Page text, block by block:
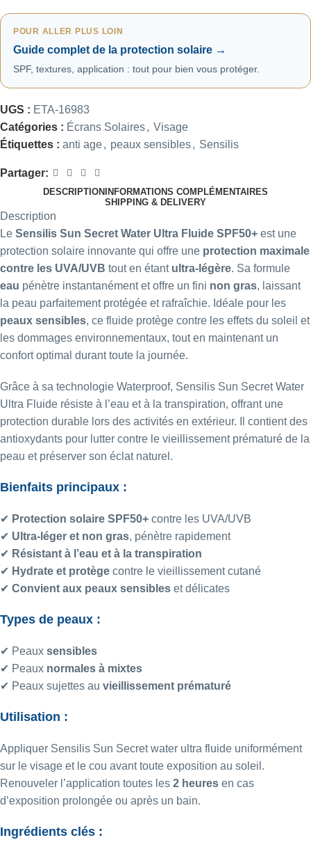
POUR ALLER PLUS LOIN
Guide complet de la protection solaire →
SPF, textures, application : tout pour bien vous protéger.
UGS : ETA-16983
Catégories : Écrans Solaires, Visage
Étiquettes : anti age, peaux sensibles, Sensilis
Partager:
DESCRIPTION INFORMATIONS COMPLÉMENTAIRES
SHIPPING & DELIVERY
Description
Le Sensilis Sun Secret Water Ultra Fluide SPF50+ est une
protection solaire innovante qui offre une protection maximale
contre les UVA/UVB tout en étant ultra-légère. Sa formule
eau pénètre instantanément et offre un fini non gras, laissant
la peau parfaitement protégée et rafraîchie. Idéale pour les
peaux sensibles, ce fluide protège contre les effets du soleil et
les dommages environnementaux, tout en maintenant un
confort optimal durant toute la journée.
Grâce à sa technologie Waterproof, Sensilis Sun Secret Water
Ultra Fluide résiste à l’eau et à la transpiration, offrant une
protection durable lors des activités en extérieur. Il contient des
antioxydants pour lutter contre le vieillissement prématuré de la
peau et préserver son éclat naturel.
Bienfaits principaux :
✔ Protection solaire SPF50+ contre les UVA/UVB
✔ Ultra-léger et non gras, pénètre rapidement
✔ Résistant à l’eau et à la transpiration
✔ Hydrate et protège contre le vieillissement cutané
✔ Convient aux peaux sensibles et délicates
Types de peaux :
✔ Peaux sensibles
✔ Peaux normales à mixtes
✔ Peaux sujettes au vieillissement prématuré
Utilisation :
Appliquer Sensilis Sun Secret water ultra fluide uniformément
sur le visage et le cou avant toute exposition au soleil.
Renouveler l’application toutes les 2 heures en cas
d’exposition prolongée ou après un bain.
Ingrédients clés :